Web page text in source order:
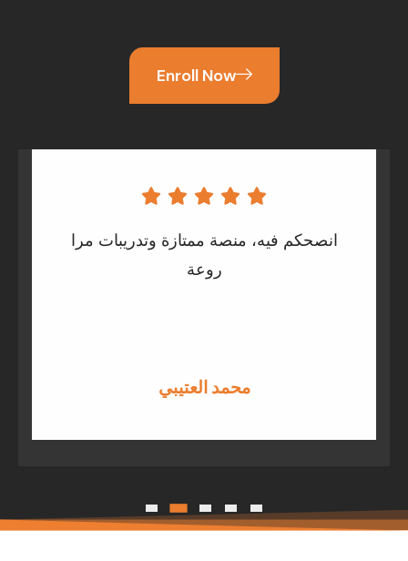
Enroll Now
انصحكم فيه، منصة ممتازة وتدريبات
محمد العتيبي